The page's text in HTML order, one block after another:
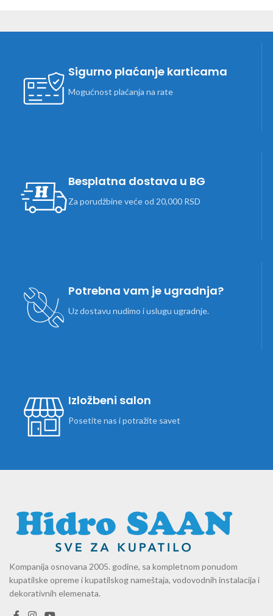
Sigurno plaćanje karticama
Mogućnost plaćanja na rate
Besplatna dostava u BG
Za porudžbine veće od 20,000 RSD
Potrebna vam je ugradnja?
Uz dostavu nudimo i uslugu ugradnje.
Izložbeni salon
Posetite nas i potražite savet
Kompanija osnovana 2005. godine, sa kompletnom ponudom
kupatilske opreme i kupatilskog nameštaja, vodovodnih instalacija i
dekorativnih elemenata.